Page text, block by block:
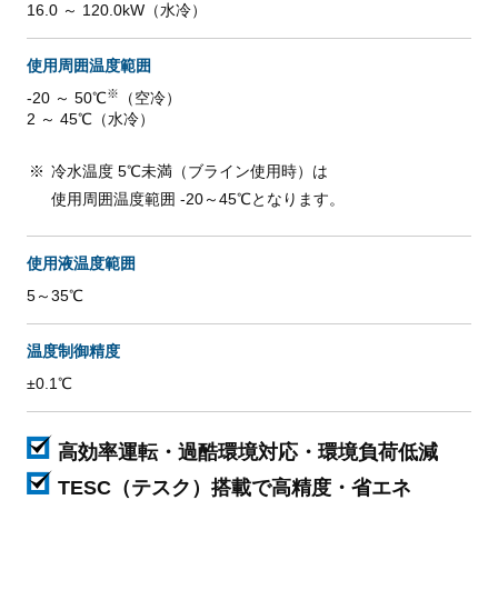
16.0 ～ 120.0kW（水冷）
使用周囲温度範囲
-20 ～ 50℃※
（空冷）
2 ～ 45℃（水冷）
冷水温度 5℃未満（ブライン使用時）は
使用周囲温度範囲 -20～45℃となります。
使用液温度範囲
5～35℃
温度制御精度
±0.1℃
高効率運転・過酷環境対応・環境負荷低減
TESC（テスク）搭載で高精度・省エネ